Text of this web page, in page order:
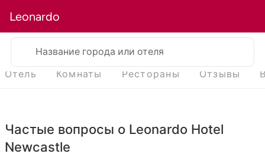
Leonardo
Название города или отеля
Отель Комнаты Рестораны Отзывы
Частые вопросы о Leonardo Hotel
Newcastle